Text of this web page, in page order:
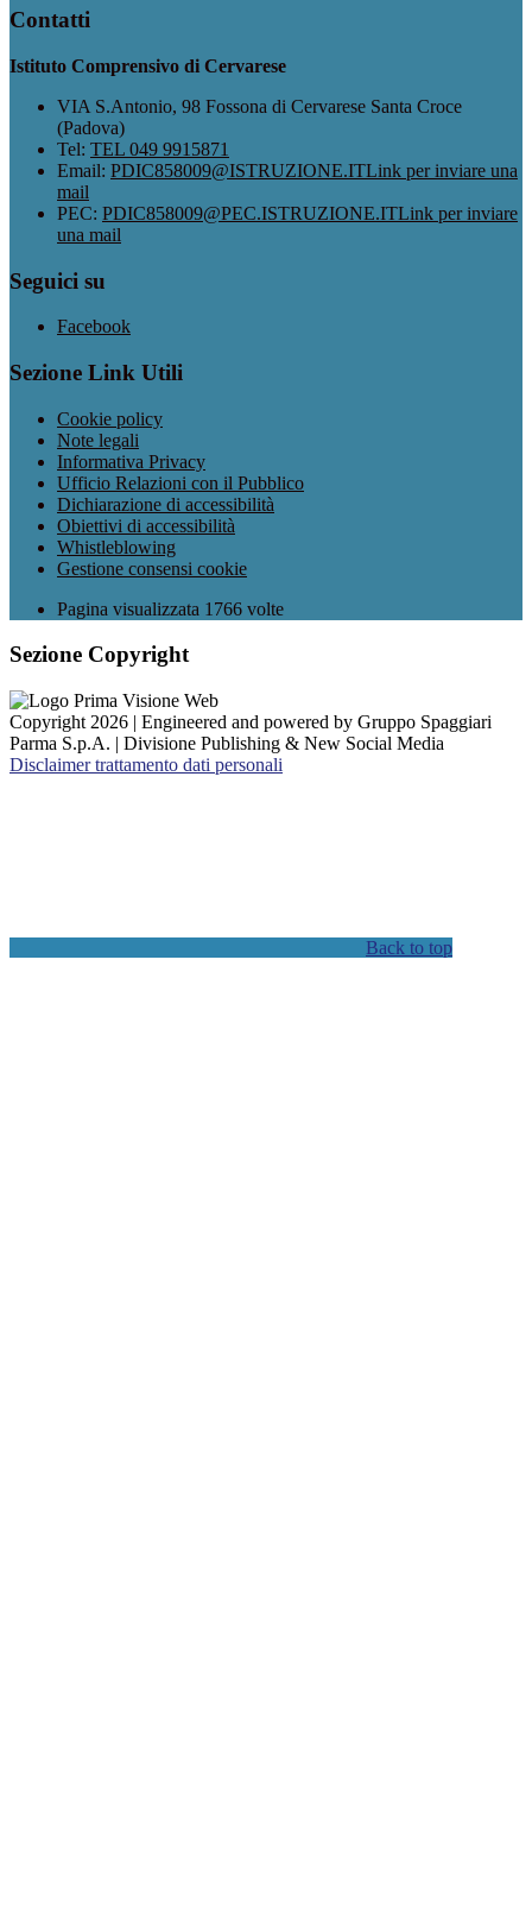
Contatti
Istituto Comprensivo di Cervarese
VIA S.Antonio, 98 Fossona di Cervarese Santa Croce
(Padova)
Tel: TEL 049 9915871
Email: PDIC858009@ISTRUZIONE.ITLink per inviare una
mail
PEC: PDIC858009@PEC.ISTRUZIONE.ITLink per inviare
una mail
Seguici su
Facebook
Sezione Link Utili
Cookie policy
Note legali
Informativa Privacy
Ufficio Relazioni con il Pubblico
Dichiarazione di accessibilità
Obiettivi di accessibilità
Whistleblowing
Gestione consensi cookie
Pagina visualizzata 1766 volte
Sezione Copyright
Copyright 2026 | Engineered and powered by Gruppo Spaggiari
Parma S.p.A. | Divisione Publishing & New Social Media
Disclaimer trattamento dati personali
Back to top